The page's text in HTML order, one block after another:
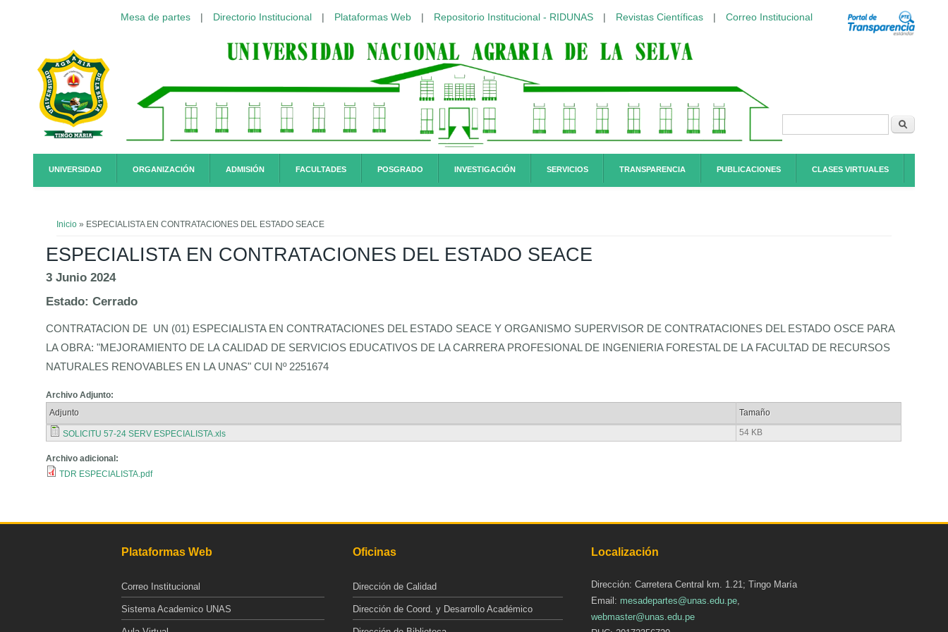
Mesa de partes | Directorio Institucional | Plataformas Web | Repositorio Institucional - RIDUNAS | Revistas Científicas | Correo Institucional
Formulario de
UNIVERSIDAD ORGANIZACIÓN ADMISIÓN FACULTADES POSGRADO INVESTIGACIÓN SERVICIOS TRANSPARENCIA PUBLICACIONES CLASES VIRTUALES
Inicio » ESPECIALISTA EN CONTRATACIONES DEL ESTADO SEACE
ESPECIALISTA EN CONTRATACIONES DEL ESTADO SEACE
3 Junio 2024
Estado:Cerrado
CONTRATACION DE UN (01) ESPECIALISTA EN CONTRATACIONES DEL ESTADO SEACE Y ORGANISMO SUPERVISOR DE CONTRATACIONES DEL ESTADO OSCE PARA
LA OBRA: "MEJORAMIENTO DE LA CALIDAD DE SERVICIOS EDUCATIVOS DE LA CARRERA PROFESIONAL DE INGENIERIA FORESTAL DE LA FACULTAD DE RECURSOS
NATURALES RENOVABLES EN LA UNAS" CUI Nº 2251674
Archivo Adjunto:
Adjunto
Tamaño
SOLICITU 57-24 SERV ESPECIALISTA.xls 54 KB
Archivo adicional:
TDR ESPECIALISTA.pdf
Plataformas Web
Correo Institucional
Sistema Academico UNAS
Oficinas
Dirección de Calidad
Dirección de Coord. y Desarrollo Académico
Localización
Dirección: Carretera Central km. 1.21; Tingo María
Email: mesadepartes@unas.edu.pe,
webmaster@unas.edu.pe